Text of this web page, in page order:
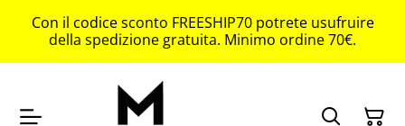
Con il codice sconto FREESHIP70 potrete usufruire
della spedizione gratuita. Minimo ordine 70€.